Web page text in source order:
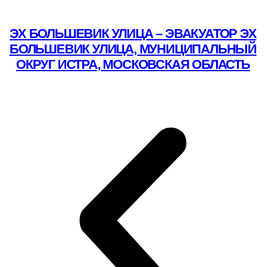
ЭХ БОЛЬШЕВИК УЛИЦА – ЭВАКУАТОР ЭХ
БОЛЬШЕВИК УЛИЦА, МУНИЦИПАЛЬНЫЙ
ОКРУГ ИСТРА, МОСКОВСКАЯ ОБЛАСТЬ